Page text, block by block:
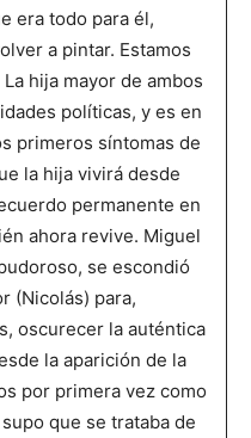
era todo para él,
a pintar. Estamos
hija mayor de ambos
políticas, y es en
primeros síntomas de
la hija vivirá desde
permanente en
ahora revive. Miguel
se escondió
(Nicolás) para,
oscurecer la auténtica
la aparición de la
por primera vez como
que se trataba de